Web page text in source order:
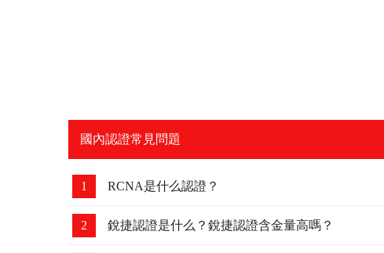
國內認證常見問題
1 RCNA是什么認證？
2 銳捷認證是什么？銳捷認證含金量高嗎？